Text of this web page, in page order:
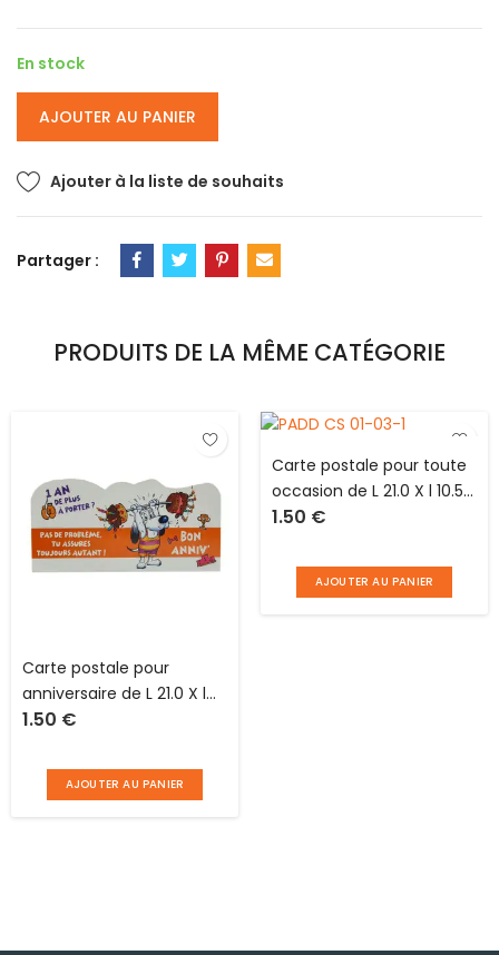
En stock
AJOUTER AU PANIER
Ajouter à la liste de souhaits
Partager :
PRODUITS DE LA MÊME CATÉGORIE
Carte postale pour
anniversaire de L 21.0 X l
10.5 cm avec enveloppe
1.50 €
AJOUTER AU PANIER
Carte postale pour toute
occasion de L 21.0 X l 10.5
cm avec enveloppe
1.50 €
AJOUTER AU PANIER